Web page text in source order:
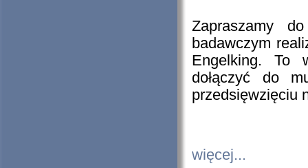
Zapraszamy
badawczym
Engelking. To
dołączyć do
przedsięwzięciu
więcej...